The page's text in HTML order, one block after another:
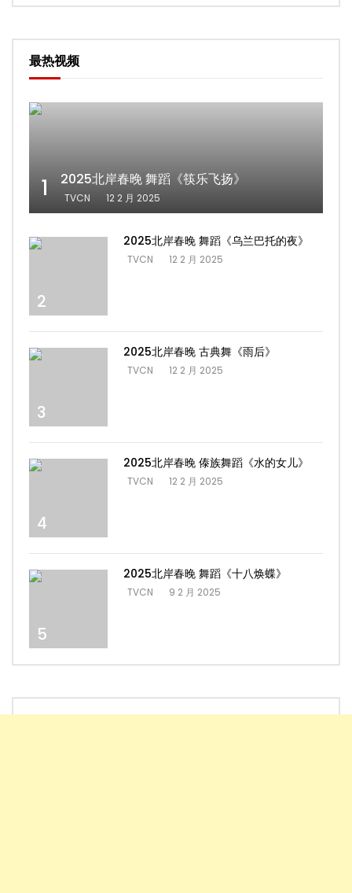
最热视频
1 2025北岸春晚 舞蹈《筷乐飞扬》
TVCN 12 2 月 2025
2
2025北岸春晚 舞蹈《乌兰巴托的夜》
TVCN 12 2 月 2025
3
2025北岸春晚 古典舞《雨后》
TVCN 12 2 月 2025
4
2025北岸春晚 傣族舞蹈《水的女儿》
TVCN 12 2 月 2025
5
2025北岸春晚 舞蹈《十八焕蝶》
TVCN 9 2 月 2025